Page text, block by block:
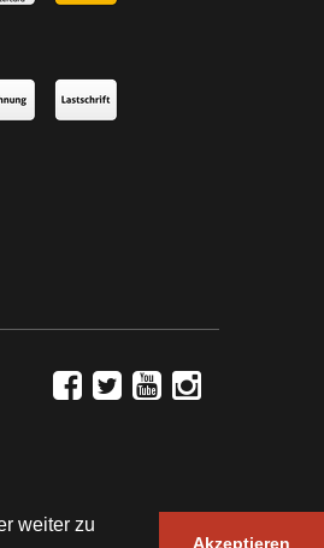
weiter zu
Akzeptieren
Shop| Design by ©